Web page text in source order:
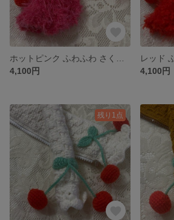
4,100円
4,100円
残り1点